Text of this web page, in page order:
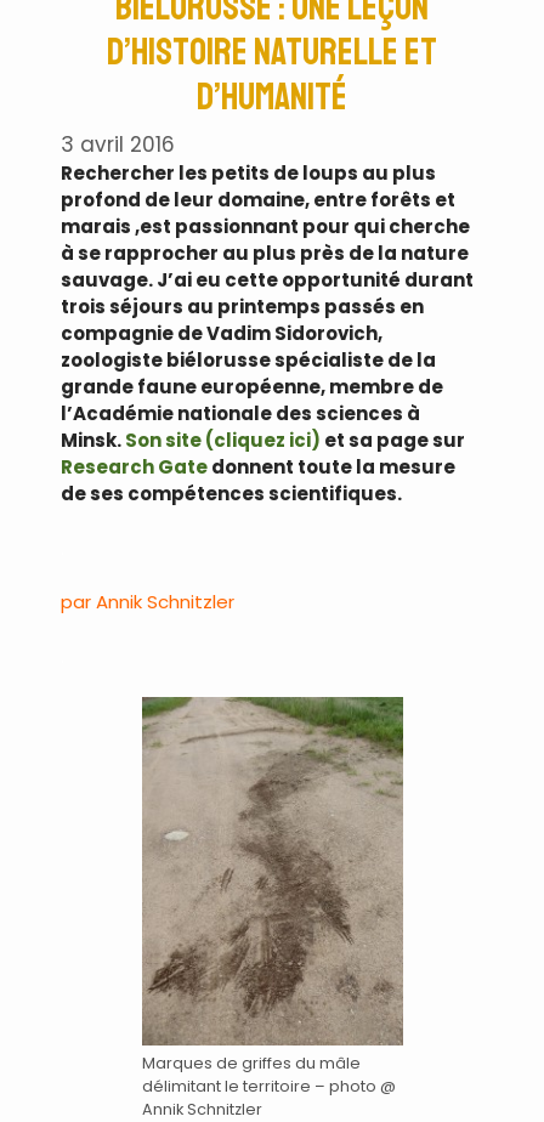
d’histoire naturelle et
d’humanité
3 avril 2016
Rechercher les petits de loups au plus
profond de leur domaine, entre forêts et
marais ,est passionnant pour qui cherche
à se rapprocher au plus près de la nature
sauvage. J’ai eu cette opportunité durant
trois séjours au printemps passés en
compagnie de Vadim Sidorovich,
zoologiste biélorusse spécialiste de la
grande faune européenne, membre de
l’Académie nationale des sciences à
Minsk.Son site (cliquez ici) et sa page sur
Research Gatedonnent toute la mesure
de ses compétences scientifiques.
par Annik Schnitzler
Marques de griffes du mâle
délimitant le territoire – photo @
Annik Schnitzler